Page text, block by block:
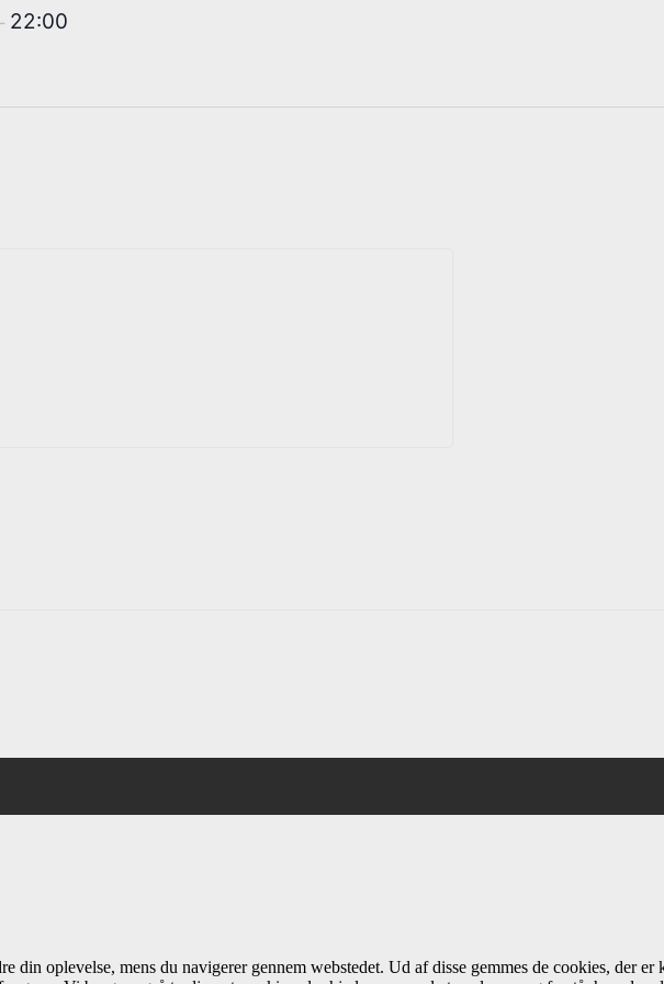
22:00
din oplevelse, mens du navigerer gennem webstedet. Ud af disse gemmes de cookies, der